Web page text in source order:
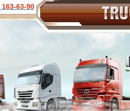
163-63-90